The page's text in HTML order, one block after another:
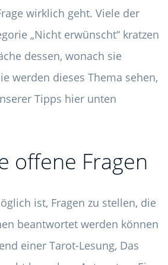
wirklich geht. Viele der
„Nicht erwünscht“ kratzen
dessen, wonach sie
werden dieses Thema sehen,
Tipps hier unten
offene Fragen
ist, Fragen zu stellen, die
beantwortet werden können
einer Tarot-Lesung, Das